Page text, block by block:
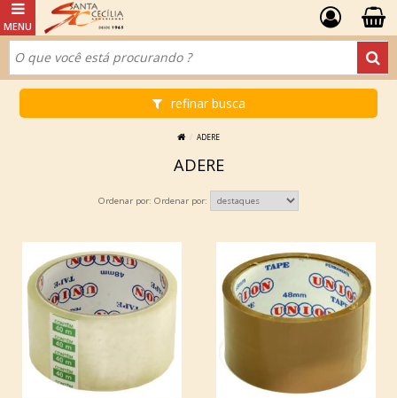
refinar busca
ADERE
ADERE
Ordenar por: